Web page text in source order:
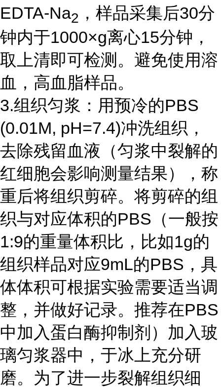
EDTA-Na2 ，样品采集后30分
钟内于1000×g离心15分钟，
取上清即可检测。避免使用溶
血，高血脂样品。
3.组织匀浆：用预冷的PBS
(0.01M, pH=7.4)冲洗组织，
去除残留血液（匀浆中裂解的
红细胞会影响测量结果），称
重后将组织剪碎。将剪碎的组
织与对应体积的PBS （一般按
1:9的重量体积比，比如1g的
组织样品对应9mL的PBS ，具
体体积可根据实验需要适当调
整，并做好记录。推荐在PBS
中加入蛋白酶抑制剂）加入玻
璃匀浆器中，于冰上充分研
磨。为了进一步裂解组织细